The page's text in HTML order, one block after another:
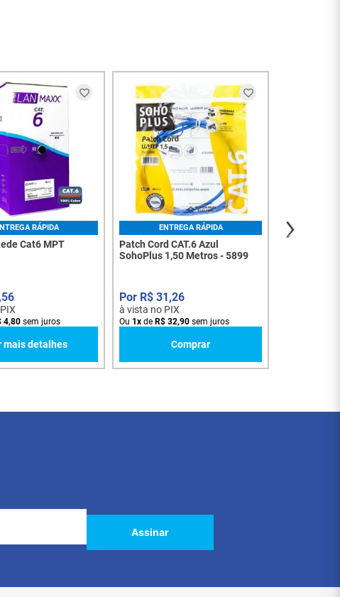
RÁPIDA
Cat6 MPT
,56
4,80 sem juros
mais detalhes
ENTREGA RÁPIDA
Patch Cord CAT.6 Azul
SohoPlus 1,50 Metros - 5899
R$ 31,26
à vista no PIX
Ou 1x deR$ 32,90 sem juros
Comprar
Assinar